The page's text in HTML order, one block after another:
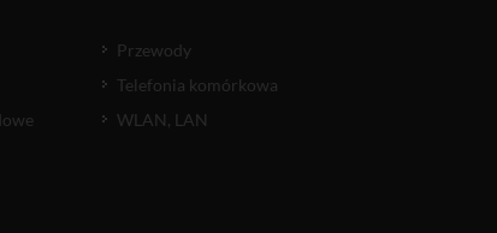
Przewody
Telefonia komórkowa
WLAN, LAN